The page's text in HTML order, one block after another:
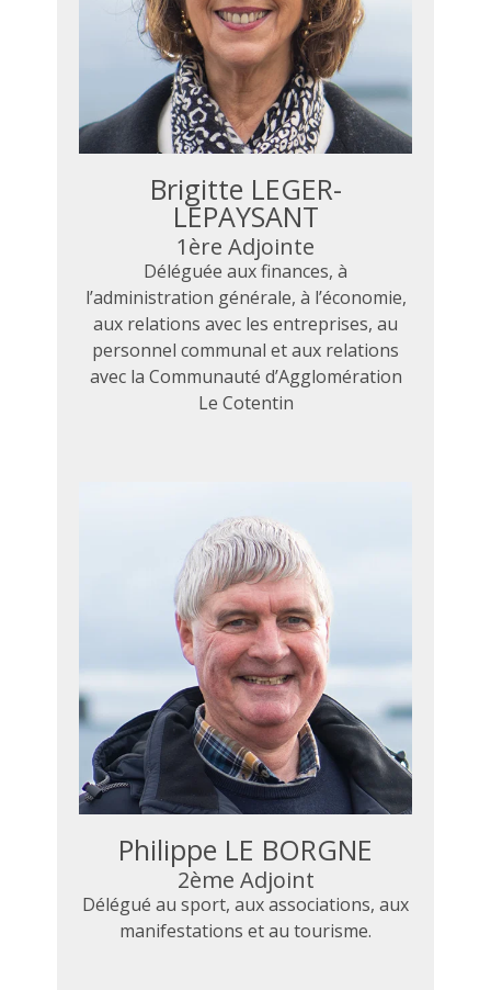
Brigitte LEGER-
LEPAYSANT
1ère Adjointe
Déléguée aux finances, à
l’administration générale, à l’économie,
aux relations avec les entreprises, au
personnel communal et aux relations
avec la Communauté d’Agglomération
Le Cotentin
Philippe LE BORGNE
2ème Adjoint
Délégué au sport, aux associations, aux
manifestations et au tourisme.